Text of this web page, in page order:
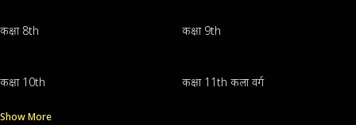
कक्षा 8th कक्षा 9th
कक्षा 10th कक्षा 11th कला वर्ग
Show More